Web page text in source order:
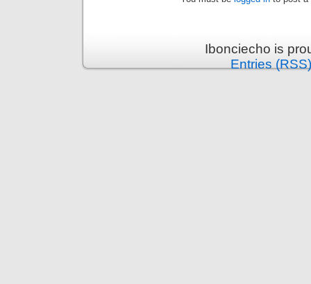
Ibonciecho is
Entries (RSS)